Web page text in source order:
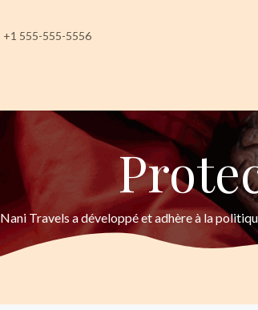
+1 555-555-5556
Nani Travels a développé et adhère à la